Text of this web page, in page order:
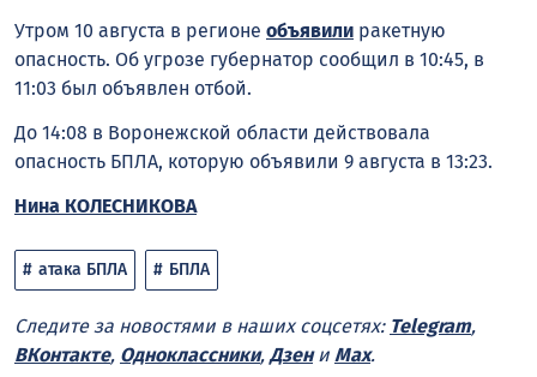
Утром 10 августа в регионе объявили ракетную
опасность. Об угрозе губернатор сообщил в 10:45, в
11:03 был объявлен отбой.
До 14:08 в Воронежской области действовала
опасность БПЛА, которую объявили 9 августа в 13:23.
Нина КОЛЕСНИКОВА
атака БПЛА БПЛА
Следите за новостями в наших соцсетях: Telegram,
ВКонтакте, Одноклассники, Дзени Max.